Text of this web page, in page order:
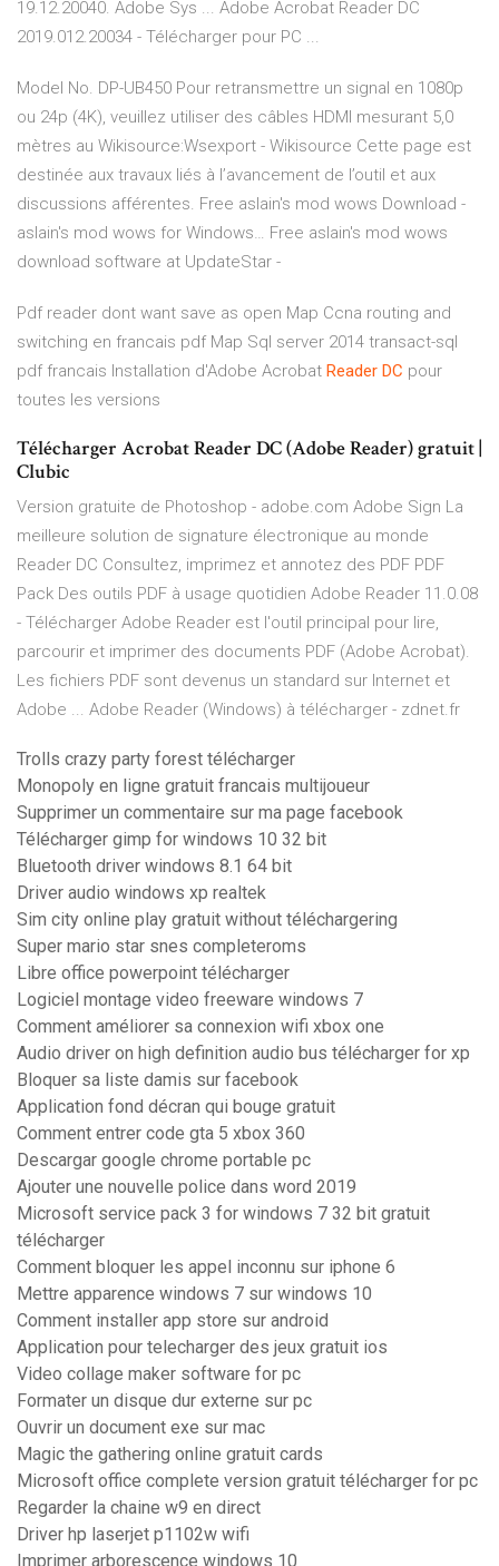
19.12.20040. Adobe Sys ... Adobe Acrobat Reader DC
2019.012.20034 - Télécharger pour PC ...
Model No. DP-UB450 Pour retransmettre un signal en 1080p
ou 24p (4K), veuillez utiliser des câbles HDMI mesurant 5,0
mètres au Wikisource:Wsexport - Wikisource Cette page est
destinée aux travaux liés à l’avancement de l’outil et aux
discussions afférentes. Free aslain's mod wows Download -
aslain's mod wows for Windows… Free aslain's mod wows
download software at UpdateStar -
Pdf reader dont want save as open Map Ccna routing and
switching en francais pdf Map Sql server 2014 transact-sql
pdf francais Installation d'Adobe Acrobat Reader DC pour
toutes les versions
Télécharger Acrobat Reader DC (Adobe Reader) gratuit |
Clubic
Version gratuite de Photoshop - adobe.com Adobe Sign La
meilleure solution de signature électronique au monde
Reader DC Consultez, imprimez et annotez des PDF PDF
Pack Des outils PDF à usage quotidien Adobe Reader 11.0.08
- Télécharger Adobe Reader est l'outil principal pour lire,
parcourir et imprimer des documents PDF (Adobe Acrobat).
Les fichiers PDF sont devenus un standard sur Internet et
Adobe ... Adobe Reader (Windows) à télécharger - zdnet.fr
Trolls crazy party forest télécharger
Monopoly en ligne gratuit francais multijoueur
Supprimer un commentaire sur ma page facebook
Télécharger gimp for windows 10 32 bit
Bluetooth driver windows 8.1 64 bit
Driver audio windows xp realtek
Sim city online play gratuit without téléchargering
Super mario star snes completeroms
Libre office powerpoint télécharger
Logiciel montage video freeware windows 7
Comment améliorer sa connexion wifi xbox one
Audio driver on high definition audio bus télécharger for xp
Bloquer sa liste damis sur facebook
Application fond décran qui bouge gratuit
Comment entrer code gta 5 xbox 360
Descargar google chrome portable pc
Ajouter une nouvelle police dans word 2019
Microsoft service pack 3 for windows 7 32 bit gratuit
télécharger
Comment bloquer les appel inconnu sur iphone 6
Mettre apparence windows 7 sur windows 10
Comment installer app store sur android
Application pour telecharger des jeux gratuit ios
Video collage maker software for pc
Formater un disque dur externe sur pc
Ouvrir un document exe sur mac
Magic the gathering online gratuit cards
Microsoft office complete version gratuit télécharger for pc
Regarder la chaine w9 en direct
Driver hp laserjet p1102w wifi
Imprimer arborescence windows 10